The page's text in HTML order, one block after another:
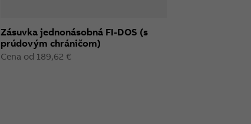
Zásuvka jednonásobná FI-DOS (s
prúdovým chráničom)
Cena od 189,62 €